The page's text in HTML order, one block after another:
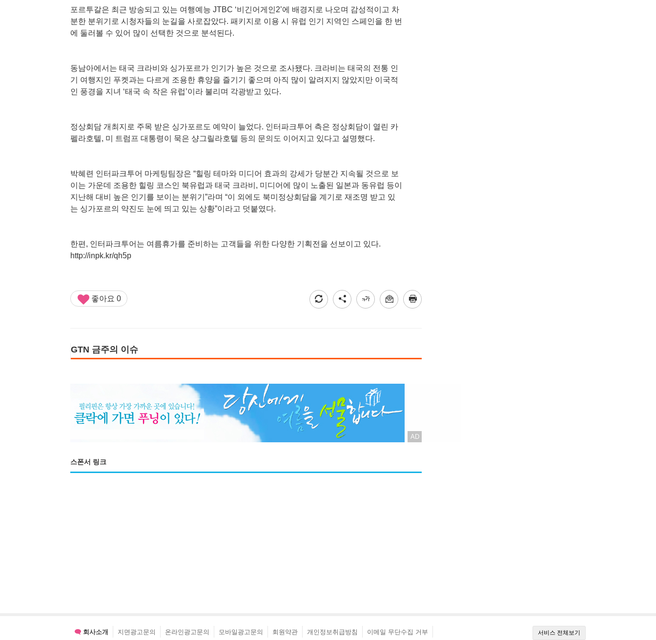
포르투갈은 최근 방송되고 있는 여행예능 JTBC ‘비긴어게인2’에 배경지로 나오며 감성적이고 차
분한 분위기로 시청자들의 눈길을 사로잡았다. 패키지로 이용 시 유럽 인기 지역인 스페인을 한 번
에 둘러볼 수 있어 많이 선택한 것으로 분석된다.
동남아에서는 태국 크라비와 싱가포르가 인기가 높은 것으로 조사됐다. 크라비는 태국의 전통 인
기 여행지인 푸켓과는 다르게 조용한 휴양을 즐기기 좋으며 아직 많이 알려지지 않았지만 이국적
인 풍경을 지녀 ‘태국 속 작은 유럽’이라 불리며 각광받고 있다.
정상회담 개최지로 주목 받은 싱가포르도 예약이 늘었다. 인터파크투어 측은 정상회담이 열린 카
펠라호텔, 미 트럼프 대통령이 묵은 샹그릴라호텔 등의 문의도 이어지고 있다고 설명했다.
박혜련 인터파크투어 마케팅팀장은 “힐링 테마와 미디어 효과의 강세가 당분간 지속될 것으로 보
이는 가운데 조용한 힐링 코스인 북유럽과 태국 크라비, 미디어에 많이 노출된 일본과 동유럽 등이
지난해 대비 높은 인기를 보이는 분위기”라며 “이 외에도 북미정상회담을 계기로 재조명 받고 있
는 싱가포르의 약진도 눈에 띄고 있는 상황”이라고 덧붙였다.
한편, 인터파크투어는 여름휴가를 준비하는 고객들을 위한 다양한 기획전을 선보이고 있다.
http://inpk.kr/qh5p
좋아요 0
GTN 금주의 이슈
AD
스폰서 링크
서비스 전체보기
회사소개 지면광고문의 온라인광고문의 모바일광고문의 회원약관 개인정보취급방침 이메일 무단수집 거부